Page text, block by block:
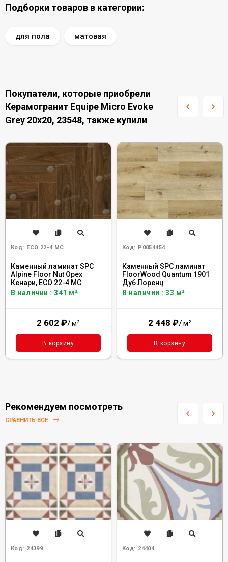
Подборки товаров в категории:
для пола матовая
Покупатели, которые приобрели
Керамогранит Equipe Micro Evoke
Grey 20x20, 23548, также купили
Код: ECO 22-4 MC
Каменный ламинат SPC
Alpine Floor Nut Орех
Кенари, ECO 22-4 MC
В наличии : 341 м²
2 602 ₽/м²
В корзину
Код: Р0054454
Каменный SPC ламинат
FloorWood Quantum 1901
Дуб Лоренц
В наличии : 33 м²
2 448 ₽/м²
В корзину
Рекомендуем посмотреть
СРАВНИТЬ ВСЕ
Код: 24399 Код: 24404